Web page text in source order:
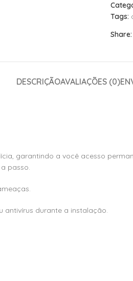
Tags:
Share:
DESCRIÇÃOAVALIAÇÕES (0)
garantindo a você acesso
passo.
antivírus durante a instalação.